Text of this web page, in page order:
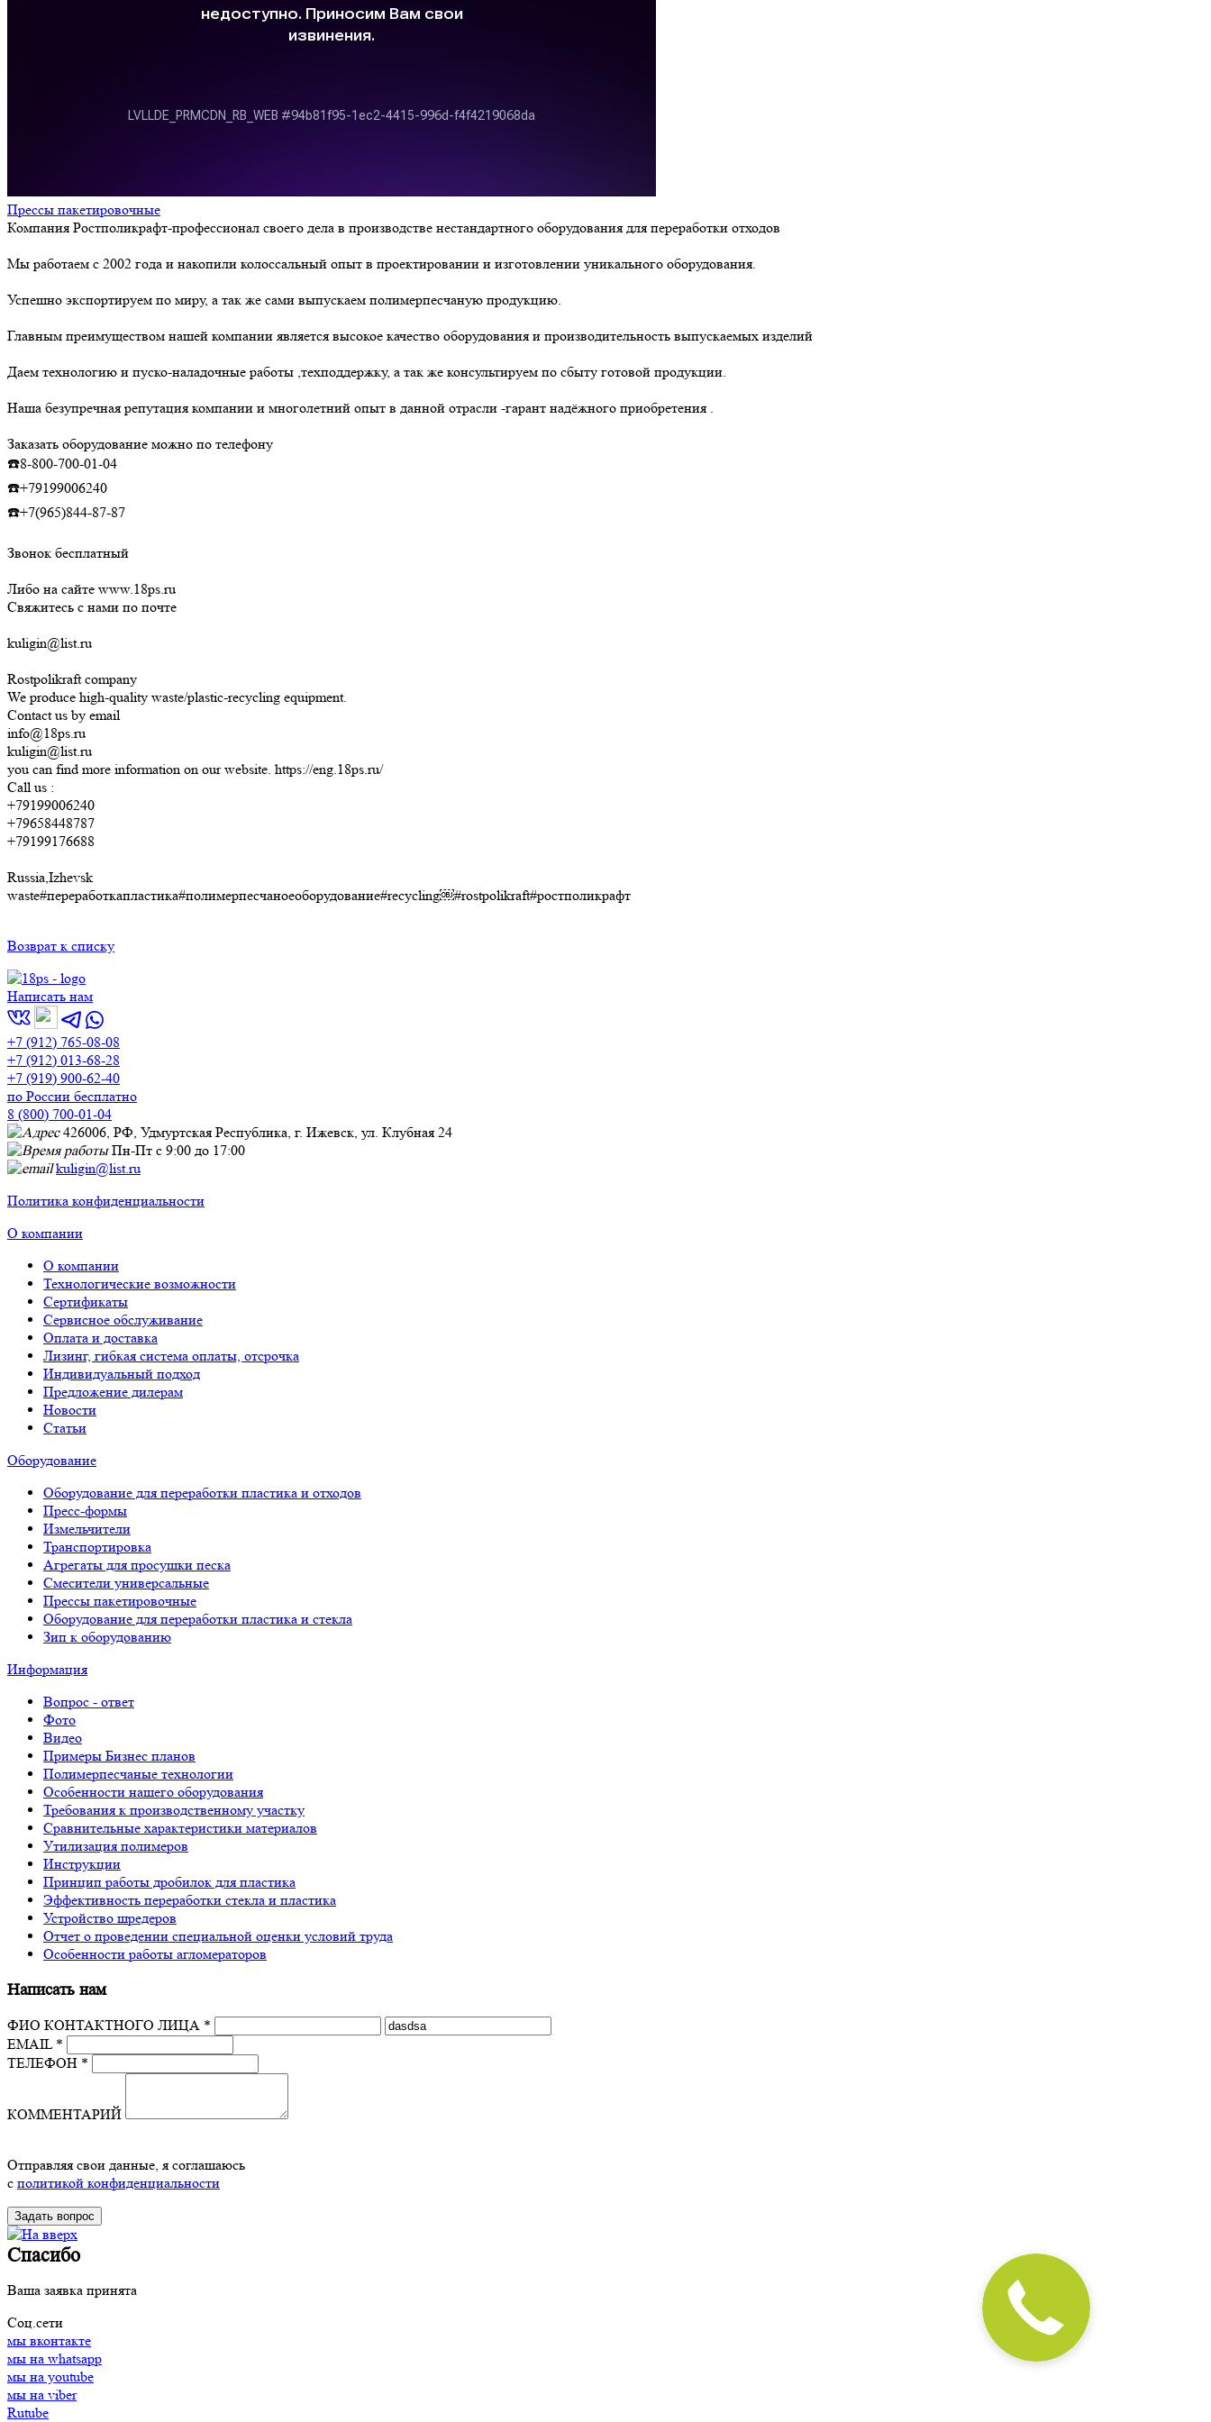
Прессы пакетировочные
Компания Ростполикрафт-профессионал своего дела в производстве нестандартного оборудования для переработки отходов
Мы работаем с 2002 года и накопили колоссальный опыт в проектировании и изготовлении уникального оборудования.
Успешно экспортируем по миру, а так же сами выпускаем полимерпесчаную продукцию.
Главным преимуществом нашей компании является высокое качество оборудования и производительность выпускаемых изделий
Даем технологию и пуско-наладочные работы ,техподдержку, а так же консультируем по сбыту готовой продукции.
Наша безупречная репутация компании и многолетний опыт в данной отрасли -гарант надёжного приобретения .
Заказать оборудование можно по телефону
☎️8-800-700-01-04
☎️+79199006240
☎️+7(965)844-87-87
Звонок бесплатный
Либо на сайте www.18ps.ru
Свяжитесь с нами по почте
kuligin@list.ru
Rostpolikraft company
We produce high-quality waste/plastic-recycling equipment.
Contact us by email
info@18ps.ru
kuligin@list.ru
you can find more information on our website. https://eng.18ps.ru/
Call us :
+79199006240
+79658448787
+79199176688
Russia,Izhevsk
waste#переработкапластика#полимерпесчаноеоборудование#recycling￼#rostpolikraft#ростполикрафт
Возврат к списку
Написать нам
+7 (912) 765-08-08
+7 (912) 013-68-28
+7 (919) 900-62-40
по России бесплатно
8 (800) 700-01-04
426006, РФ, Удмуртская Республика, г. Ижевск, ул. Клубная 24
Пн-Пт с 9:00 до 17:00
kuligin@list.ru
Политика конфиденциальности
О компании
О компании
Технологические возможности
Сертификаты
Сервисное обслуживание
Оплата и доставка
Лизинг, гибкая система оплаты, отсрочка
Индивидуальный подход
Предложение дилерам
Новости
Статьи
Оборудование
Оборудование для переработки пластика и отходов
Пресс-формы
Измельчители
Транспортировка
Агрегаты для просушки песка
Смесители универсальные
Прессы пакетировочные
Оборудование для переработки пластика и стекла
Зип к оборудованию
Информация
Вопрос - ответ
Фото
Видео
Примеры Бизнес планов
Полимерпесчаные технологии
Особенности нашего оборудования
Требования к производственному участку
Сравнительные характеристики материалов
Утилизация полимеров
Инструкции
Принцип работы дробилок для пластика
Эффективность переработки стекла и пластика
Устройство шредеров
Отчет о проведении специальной оценки условий труда
Особенности работы агломераторов
Написать нам
ФИО КОНТАКТНОГО ЛИЦА *
EMAIL *
ТЕЛЕФОН *
КОММЕНТАРИЙ
Отправляя свои данные, я соглашаюсь
с политикой конфиденциальности
Спасибо
Ваша заявка принята
Соц.сети
мы вконтакте
мы на whatsapp
мы на youtube
мы на viber
Rutube